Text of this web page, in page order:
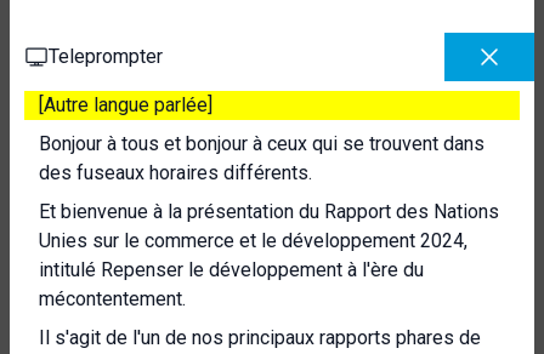
Teleprompter
[Autre langue parlée]
Bonjour à tous et bonjour à ceux qui se trouvent dans
des fuseaux horaires différents.
Et bienvenue à la présentation du Rapport des Nations
Unies sur le commerce et le développement 2024,
intitulé Repenser le développement à l'ère du
mécontentement.
Il s'agit de l'un de nos principaux rapports phares de